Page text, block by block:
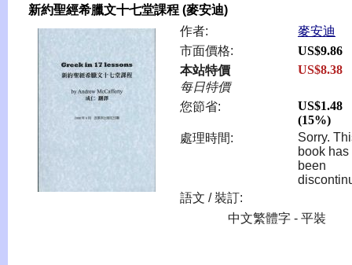
新約聖經希臘文十七堂課程 (麥安迪)
作者:
麥安迪
市面價格:
US$9.86
本站特價
每日特價
US$8.38
您節省:
US$1.48
(15%)
處理時間:
Sorry.
book has
been
語文 / 裝訂:
中文繁體字 - 平裝